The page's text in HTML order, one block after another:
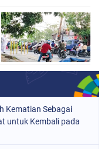
Kematian Sebagai
untuk Kembali pada